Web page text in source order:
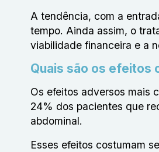
A tendência, com a
tempo. Ainda assim, o
viabilidade financeira e a
Quais são os efeitos
Os efeitos adversos mais
24% dos pacientes que
abdominal.
Esses efeitos costumam